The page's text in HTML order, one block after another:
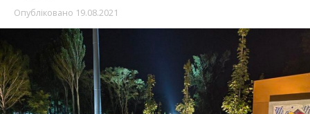
Опубліковано 19.08.2021